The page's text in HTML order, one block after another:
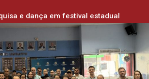
e dança em festival estadual